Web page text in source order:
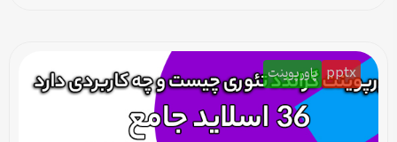
pptx پاورپوینت